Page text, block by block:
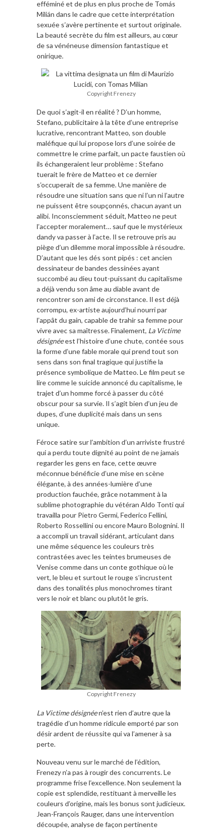
efféminé et de plus en plus proche de Tomás
Milián dans le cadre que cette interprétation
sexuée s’avère pertinente et surtout originale.
La beauté secrète du film est ailleurs, au cœur
de sa vénéneuse dimension fantastique et
onirique.
Copyright Frenezy
De quoi s’agit-il en réalité ? D’un homme,
Stefano, publicitaire à la tête d’une entreprise
lucrative, rencontrant Matteo, son double
maléfique qui lui propose lors d’une soirée de
commettre le crime parfait, un pacte faustien où
ils échangeraient leur problème : Stefano
tuerait le frère de Matteo et ce dernier
s’occuperait de sa femme. Une manière de
résoudre une situation sans que ni l’un ni l’autre
ne puissent être soupçonnés, chacun ayant un
alibi. Inconsciemment séduit, Matteo ne peut
l’accepter moralement… sauf que le mystérieux
dandy va passer à l’acte. Il se retrouve pris au
piège d’un dilemme moral impossible à résoudre.
D’autant que les dés sont pipés : cet ancien
dessinateur de bandes dessinées ayant
succombé au dieu tout-puissant du capitalisme
a déjà vendu son âme au diable avant de
rencontrer son ami de circonstance. Il est déjà
corrompu, ex-artiste aujourd’hui nourri par
l’appât du gain, capable de trahir sa femme pour
vivre avec sa maîtresse. Finalement, La Victime
désignéeest l’histoire d’une chute, contée sous
la forme d’une fable morale qui prend tout son
sens dans son final tragique qui justifie la
présence symbolique de Matteo. Le film peut se
lire comme le suicide annoncé du capitalisme, le
trajet d’un homme forcé à passer du côté
obscur pour sa survie. Il s’agit bien d’un jeu de
dupes, d’une duplicité mais dans un sens
unique.
Féroce satire sur l’ambition d’un arriviste frustré
qui a perdu toute dignité au point de ne jamais
regarder les gens en face, cette œuvre
méconnue bénéficie d’une mise en scène
élégante, à des années-lumière d’une
production fauchée, grâce notamment à la
sublime photographie du vétéran Aldo Tonti qui
travailla pour Pietro Germi, Federico Fellini,
Roberto Rossellini ou encore Mauro Bolognini. Il
a accompli un travail sidérant, articulant dans
une même séquence les couleurs très
contrastées avec les teintes brumeuses de
Venise comme dans un conte gothique où le
vert, le bleu et surtout le rouge s’incrustent
dans des tonalités plus monochromes tirant
vers le noir et blanc ou plutôt le gris.
Copyright Frenezy
La Victime désignéen’est rien d’autre que la
tragédie d’un homme ridicule emporté par son
désir ardent de réussite qui va l’amener à sa
perte.
Nouveau venu sur le marché de l’édition,
Frenezy n’a pas à rougir des concurrents. Le
programme frise l’excellence. Non seulement la
copie est splendide, restituant à merveille les
couleurs d’origine, mais les bonus sont judicieux.
Jean-François Rauger, dans une intervention
découpée, analyse de façon pertinente